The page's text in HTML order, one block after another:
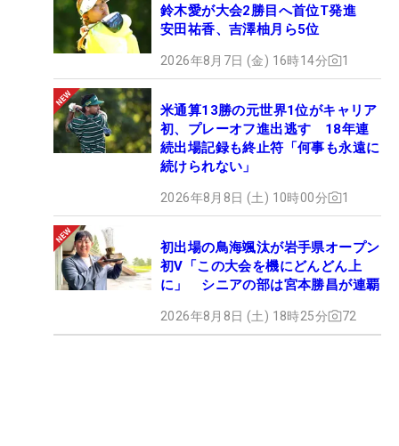
鈴木愛が大会2勝目へ首位T発進
安田祐香、吉澤柚月ら5位
2026年8月7日 (金) 16時14分 1
米通算13勝の元世界1位がキャリア
初、プレーオフ進出逃す 18年連
続出場記録も終止符「何事も永遠に
続けられない」
2026年8月8日 (土) 10時00分 1
初出場の鳥海颯汰が岩手県オープン
初V「この大会を機にどんどん上
に」 シニアの部は宮本勝昌が連覇
2026年8月8日 (土) 18時25分 72